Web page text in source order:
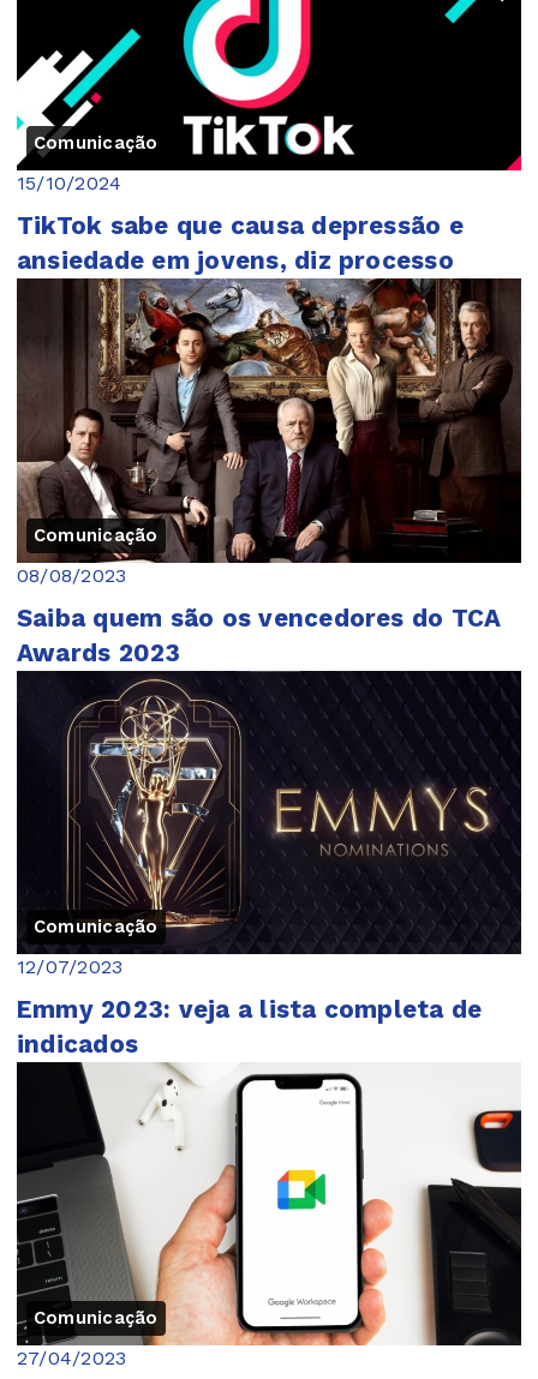
Comunicação
15/10/2024
TikTok sabe que causa depressão e
ansiedade em jovens, diz processo
Comunicação
08/08/2023
Saiba quem são os vencedores do TCA
Awards 2023
Comunicação
12/07/2023
Emmy 2023: veja a lista completa de
indicados
Comunicação
27/04/2023